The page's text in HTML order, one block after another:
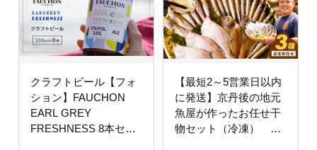
クラフトビール【フォ
ション】FAUCHON
EARL GREY
FRESHNESS 8本セッ
【最短2～5営業日以内
に発送】京丹後の地元
魚屋が作ったお任せ干
物セット（冷凍）